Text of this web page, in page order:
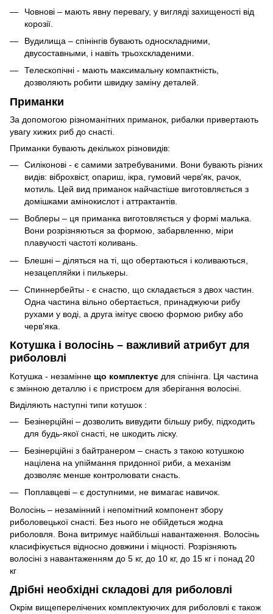
Човнові ‒ мають явну перевагу, у вигляді захищеності від
корозії.
Вудилища ‒ спінінгів бувають односкладними,
двусоставными, і навіть трьохскладеними.
Телескопічні - мають максимальну компактність,
дозволяють робити швидку заміну деталей.
Приманки
За допомогою різноманітних приманок, рибалки привертають
увагу хижих риб до снасті.
Приманки бувають декількох різновидів:
Силіконові - є самими затребуваними. Вони бувають різних
видів: віброхвіст, опариш, ікра, гумовий черв'як, рачок,
мотиль. Цей вид приманок найчастіше виготовляється з
домішками амінокислот і аттрактантів.
Воблеры – ця приманка виготовляється у формі малька.
Вони розрізняються за формою, забарвленню, міри
плавучості частоті коливань.
Блешні – діляться на ті, що обертаються і коливаються,
незацепляйки і пилькеры.
Спиннербейты - є снастю, що складається з двох частин.
Одна частина вільно обертається, принаджуючи рибу
рухами у воді, а друга імітує своєю формою рибку або
черв'яка.
Котушка і волосінь – важливий атрибут для
риболовлі
Котушка - незамінне що комплектує для спінінга. Ця частина
є змінною деталлю і є пристроєм для зберігання волосіні.
Виділяють наступні типи котушок :
Безінерційні ‒ дозволить вивудити більшу рибу, підходить
для будь-якої снасті, не шкодить ліску.
Безінерційні з байтранером ‒ снасть з такою котушкою
націлена на упіймання придонної риби, а механізм
дозволяє менше контролювати снасть.
Поплавцеві ‒ є доступними, не вимагає навичок.
Волосінь – незамінний і непомітний компонент збору
риболовецької снасті. Без нього не обійдеться жодна
риболовля. Вона витримує найбільші навантаження. Волосінь
класифікується відносно довжини і міцності. Розрізняють
волосіні з навантаженням до 5 кг, до 10 кг, до 15 кг і понад 20
кг
Дрібні необхідні складові для риболовлі
Окрім вищеперелічених комплектуючих для риболовлі є також